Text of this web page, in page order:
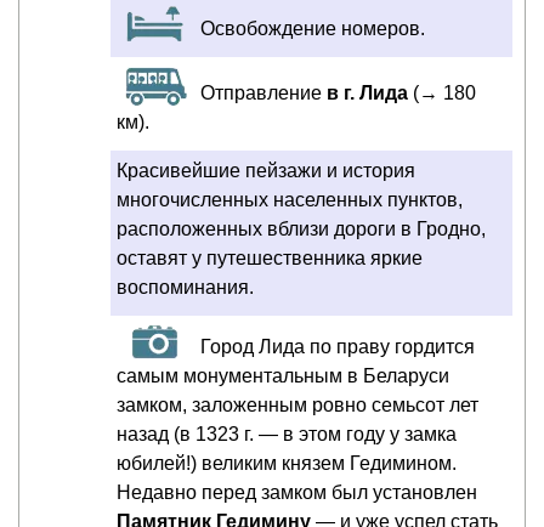
Освобождение номеров.
Отправление в г. Лида (→ 180
км).
Красивейшие пейзажи и история
многочисленных населенных пунктов,
расположенных вблизи дороги в Гродно,
оставят у путешественника яркие
воспоминания.
Город Лида по праву гордится
самым монументальным в Беларуси
замком, заложенным ровно семьсот лет
назад (в 1323 г. — в этом году у замка
юбилей!) великим князем Гедимином.
Недавно перед замком был установлен
Памятник Гедимину — и уже успел стать